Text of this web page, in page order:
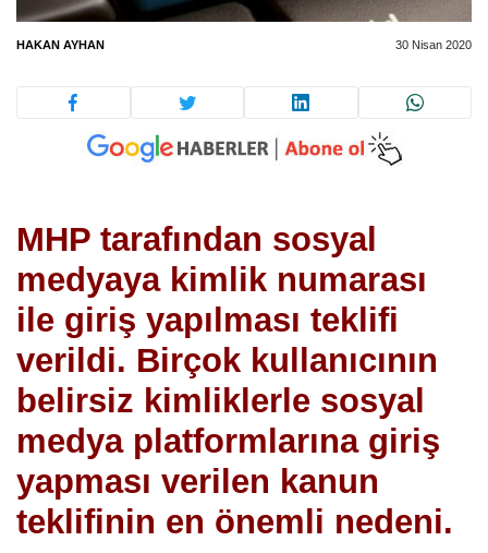
HAKAN AYHAN 30 Nisan 2020
MHP tarafından sosyal
medyaya kimlik numarası
ile giriş yapılması teklifi
verildi. Birçok kullanıcının
belirsiz kimliklerle sosyal
medya platformlarına giriş
yapması verilen kanun
teklifinin en önemli nedeni.